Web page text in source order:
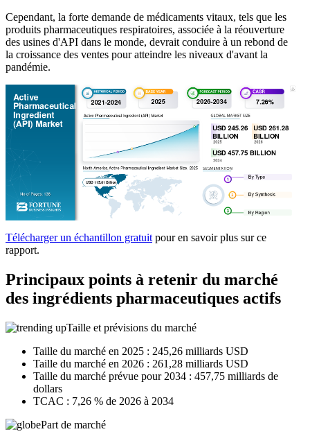
Cependant, la forte demande de médicaments vitaux, tels que les
produits pharmaceutiques respiratoires, associée à la réouverture
des usines d'API dans le monde, devrait conduire à un rebond de
la croissance des ventes pour atteindre les niveaux d'avant la
pandémie.
Télécharger un échantillon gratuit pour en savoir plus sur ce
rapport.
Principaux points à retenir du marché
des ingrédients pharmaceutiques actifs
Taille et prévisions du marché
Taille du marché en 2025 : 245,26 milliards USD
Taille du marché en 2026 : 261,28 milliards USD
Taille du marché prévue pour 2034 : 457,75 milliards de
dollars
TCAC : 7,26 % de 2026 à 2034
Part de marché